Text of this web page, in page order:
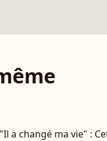
"Il a changé ma vie" :